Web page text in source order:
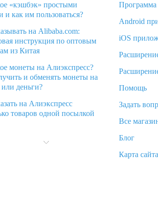
«кэшбэк» простыми
и как им пользоваться?
на Alibaba.com:
инструкция по оптовым
из Китая
монеты на Алиэкспресс?
и обменять монеты на
деньги?
на Алиэкспресс
товаров одной посылкой
и что делать?
Программа
Android
iOS
Помощь
Задать
Все
Блог
Карта сайта